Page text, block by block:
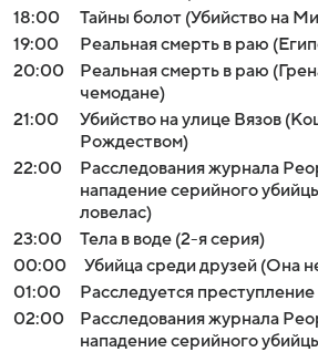
18:00
Тайны болот (Убийство на
19:00
Реальная смерть в раю
20:00
Реальная смерть в раю
чемодане)
21:00
Убийство на улице Вязов
Рождеством)
22:00
Расследования журнала
нападение серийного
ловелас)
23:00
Тела в воде (2-я серия)
00:00
Убийца среди друзей (Она
01:00
Расследуется
02:00
Расследования журнала
нападение серийного